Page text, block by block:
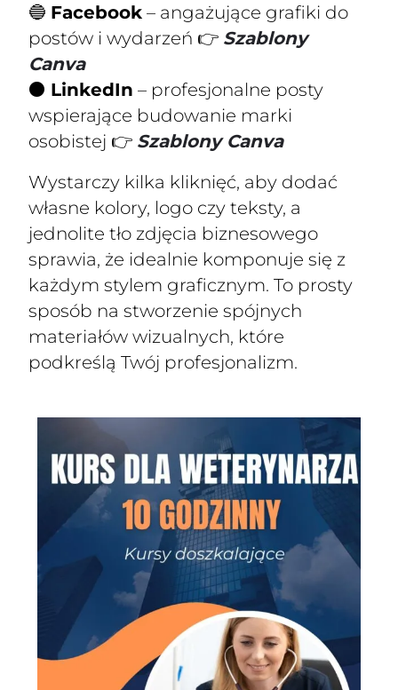
🔵 Facebook – angażujące grafiki do
postów i wydarzeń 👉 Szablony
Canva
⚫ LinkedIn – profesjonalne posty
wspierające budowanie marki
osobistej 👉 Szablony Canva
Wystarczy kilka kliknięć, aby dodać
własne kolory, logo czy teksty, a
jednolite tło zdjęcia biznesowego
sprawia, że idealnie komponuje się z
każdym stylem graficznym. To prosty
sposób na stworzenie spójnych
materiałów wizualnych, które
podkreślą Twój profesjonalizm.